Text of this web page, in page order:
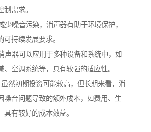
制需求。
少噪音污染，消声器有助于环境保护，
可持续发展要求。
声器可以应用于多种设备和系统中，如
、空调系统等，具有较强的适应性。
然初期投资可能较高，但长期来看，消
噪音问题导致的额外成本，如费用、生
具有较好的成本效益。